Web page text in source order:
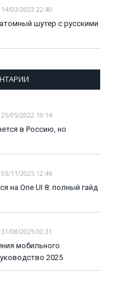
14/03/2023 22:40
шутер с русскими
25/05/2022 19:14
в Россию, но
03/11/2025 12:46
на One UI 8: полный гайд
31/08/2025 00:31
мобильного
2025